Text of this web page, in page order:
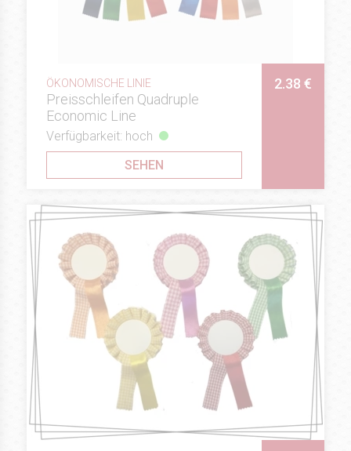
ÖKONOMISCHE LINIE
Preisschleifen Quadruple
Economic Line
2.38 €
Verfügbarkeit: hoch
SEHEN